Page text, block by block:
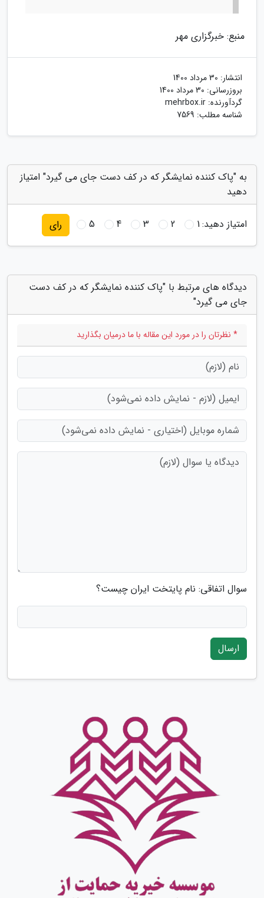
منبع: خبرگزاری مهر
انتشار: 30 مرداد 1400
بروزرسانی: 30 مرداد 1400
گردآورنده: mehrbox.ir
شناسه مطلب: 7569
به "پاک کننده نمایشگر که در کف دست جای می گیرد" امتیاز
دهید
امتیاز دهید:1
2
3
4
5 رای
دیدگاه های مرتبط با "پاک کننده نمایشگر که در کف دست
جای می گیرد"
* نظرتان را در مورد این مقاله با ما درمیان بگذارید
سوال اتفاقی: نام پایتخت ایران چیست؟
ارسال